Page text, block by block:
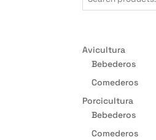
Avicultura
Bebederos
Comederos
Porcicultura
Bebederos
Comederos